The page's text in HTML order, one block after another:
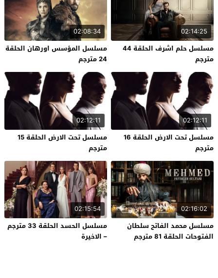
02:14:25
مسلسل حلم اشرف الحلقة 44
مترجم
02:08:34
مسلسل المؤسس اورهان الحلقة
24 مترجم
02:12:11
مسلسل تحت الارض الحلقة 16
مترجم
02:12:11
مسلسل تحت الارض الحلقة 15
مترجم
02:16:02
مسلسل محمد الفاتح سلطان
الفتوحات الحلقة 81 مترجم
02:15:54
مسلسل الحسد الحلقة 33 مترجم
– الاخيرة